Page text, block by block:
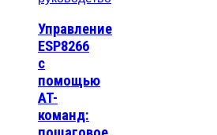
Управление
ESP8266
с
помощью
AT-
команд: